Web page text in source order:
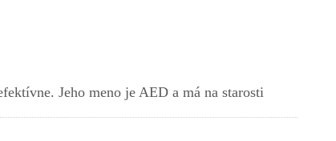
Jeho meno je AED a má na starosti